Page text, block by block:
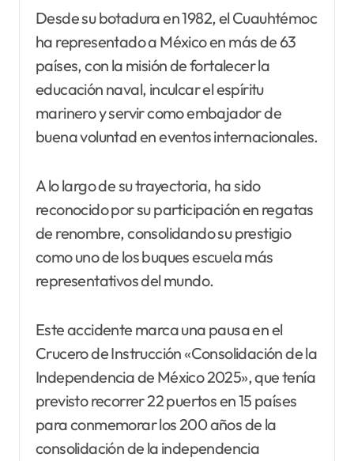
Desde su botadura en 1982, el Cuauhtémoc
ha representado a México en más de 63
países, con la misión de fortalecer la
educación naval, inculcar el espíritu
marinero y servir como embajador de
buena voluntad en eventos internacionales.
A lo largo de su trayectoria, ha sido
reconocido por su participación en regatas
de renombre, consolidando su prestigio
como uno de los buques escuela más
representativos del mundo.
Este accidente marca una pausa en el
Crucero de Instrucción «Consolidación de la
Independencia de México 2025», que tenía
previsto recorrer 22 puertos en 15 países
para conmemorar los 200 años de la
consolidación de la independencia